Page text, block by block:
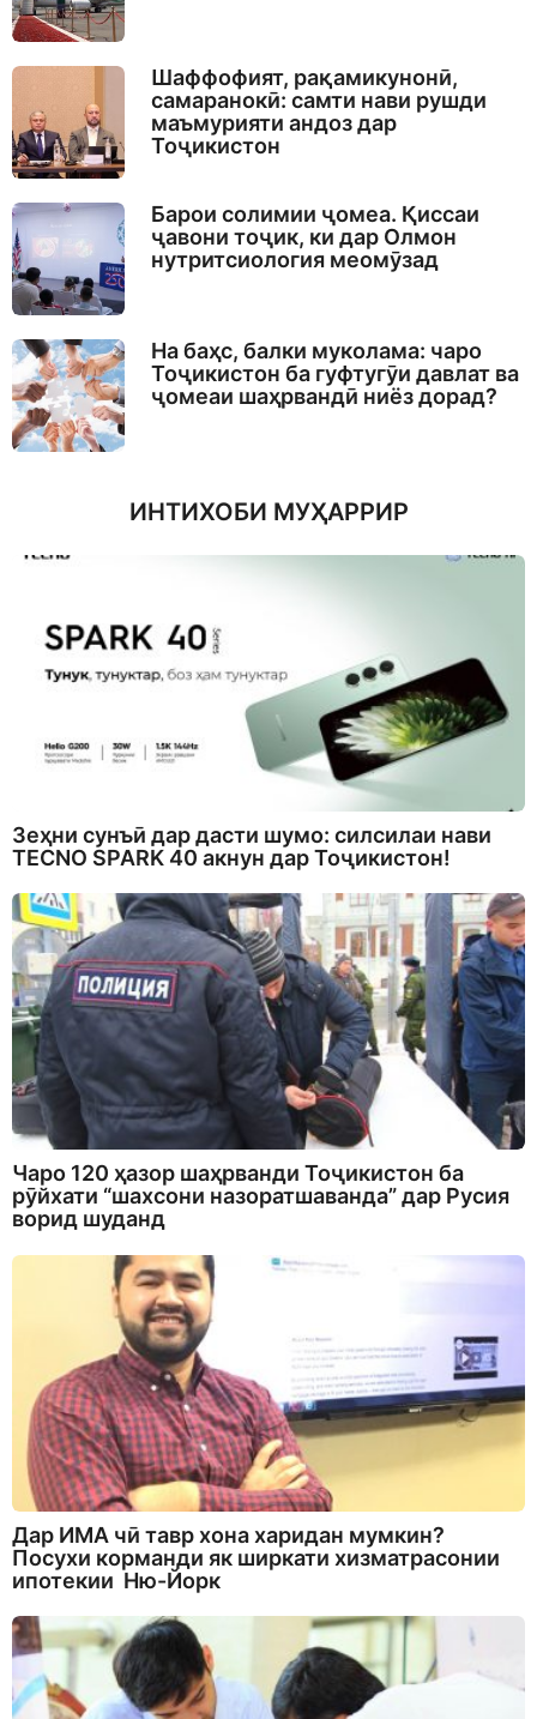
Шаффофият, рақамикунонӣ,
самаранокӣ: самти нави рушди
маъмурияти андоз дар
Тоҷикистон
Барои солимии ҷомеа. Қиссаи
ҷавони тоҷик, ки дар Олмон
нутритсиология меомӯзад
На баҳс, балки муколама: чаро
Тоҷикистон ба гуфтугӯи давлат ва
ҷомеаи шаҳрвандӣ ниёз дорад?
ИНТИХОБИ МУҲАРРИР
Зеҳни сунъӣ дар дасти шумо: силсилаи нави
TECNO SPARK 40 акнун дар Тоҷикистон!
Чаро 120 ҳазор шаҳрванди Тоҷикистон ба
рӯйхати “шахсони назоратшаванда” дар Русия
ворид шуданд
Дар ИМА чӣ тавр хона харидан мумкин?
Посухи корманди як ширкати хизматрасонии
ипотекии Ню-Йорк